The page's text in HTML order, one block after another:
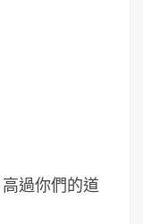
過你們的道